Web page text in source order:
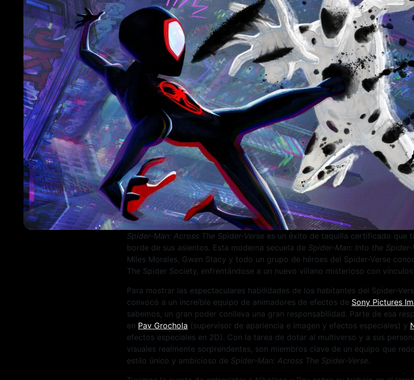
Spider-Man: Across The Spider-Verse es un éxito de taquilla certificado que
borde de sus asientos. Esta moderna secuela de Spider-Man: Into the Spider-
Miles Morales, Gwen Stacy y todo un grupo de héroes del Spider-Verse
The Spider Society, enfrentándose a un nuevo villano misterioso con
Para mostrar las espectaculares habilidades de los habitantes del Spider-
convocó a un increíble equipo de animadores de efectos de Sony Pictures
sabemos, un gran poder conlleva una gran responsabilidad. Parte de esa
en Pav Grochola (supervisor de apariencia e imagen y efectos especiales) y
efectos especiales en 2D). Con la tarea de dotar al multiverso y a sus
visuales realmente sorprendentes, son miembros clave de un equipo que
estilo único y ambicioso de Spider-Man: Across The Spider-Verse.